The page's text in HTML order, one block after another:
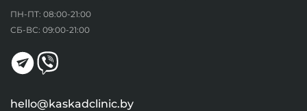
ПН-ПТ: 08:00-21:00
СБ-ВС: 09:00-21:00
hello@kaskadclinic.by